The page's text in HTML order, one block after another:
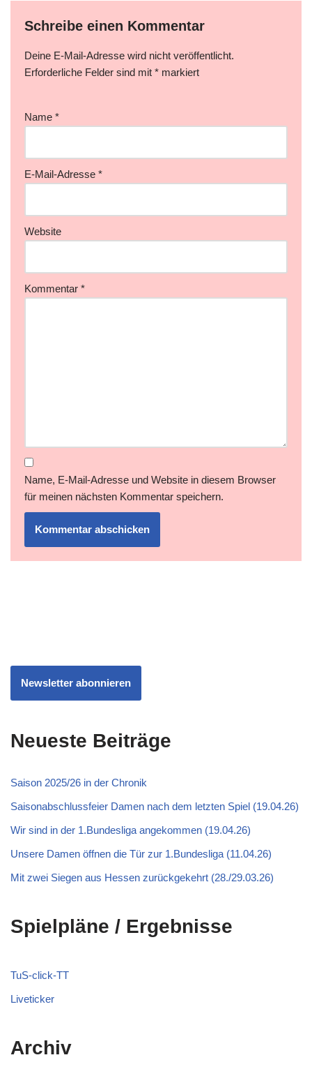
Schreibe einen Kommentar
Deine E-Mail-Adresse wird nicht veröffentlicht.
Erforderliche Felder sind mit * markiert
Name *
E-Mail-Adresse *
Website
Kommentar *
Name, E-Mail-Adresse und Website in diesem Browser
für meinen nächsten Kommentar speichern.
Newsletter abonnieren
Neueste Beiträge
Saison 2025/26 in der Chronik
Saisonabschlussfeier Damen nach dem letzten Spiel (19.04.26)
Wir sind in der 1.Bundesliga angekommen (19.04.26)
Unsere Damen öffnen die Tür zur 1.Bundesliga (11.04.26)
Mit zwei Siegen aus Hessen zurückgekehrt (28./29.03.26)
Spielpläne / Ergebnisse
TuS-click-TT
Liveticker
Archiv